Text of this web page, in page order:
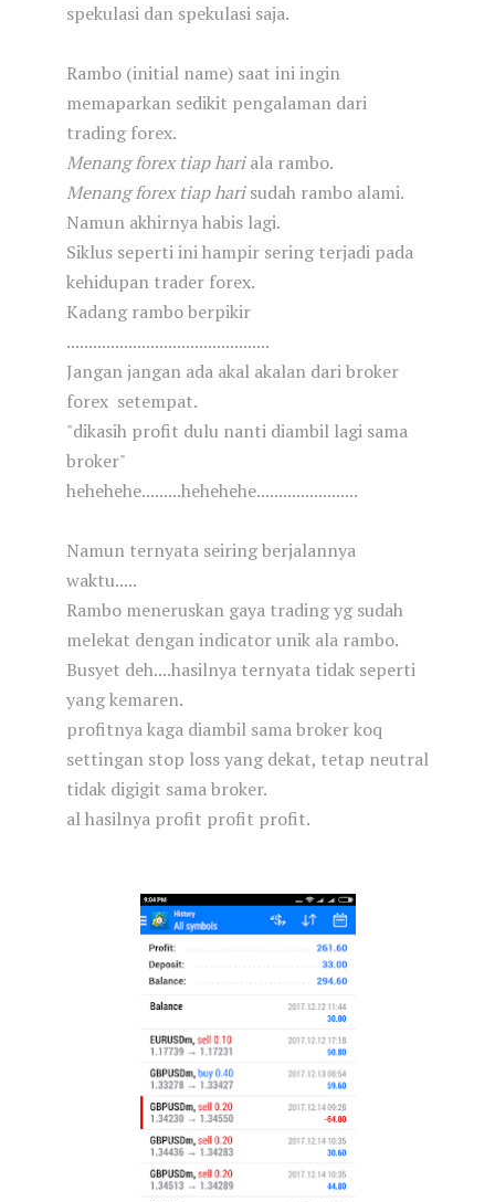
spekulasi dan spekulasi saja.
Rambo (initial name) saat ini ingin
memaparkan sedikit pengalaman dari
trading forex.
Menang forex tiap hariala rambo.
Menang forex tiap harisudah rambo alami.
Namun akhirnya habis lagi.
Siklus seperti ini hampir sering terjadi pada
kehidupan trader forex.
Kadang rambo berpikir
..............................................
Jangan jangan ada akal akalan dari broker
forex setempat.
"dikasih profit dulu nanti diambil lagi sama
broker"
hehehehe.........hehehehe.......................
Namun ternyata seiring berjalannya
waktu.....
Rambo meneruskan gaya trading yg sudah
melekat dengan indicator unik ala rambo.
Busyet deh....hasilnya ternyata tidak seperti
yang kemaren.
profitnya kaga diambil sama broker koq
settingan stop loss yang dekat, tetap neutral
tidak digigit sama broker.
al hasilnya profit profit profit.